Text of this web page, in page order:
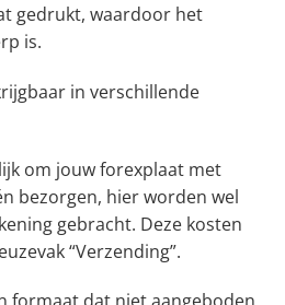
gedrukt, waardoor het
is.
in verschillende
om jouw forexplaat met
bezorgen, hier worden wel
gebracht. Deze kosten
“Verzending”.